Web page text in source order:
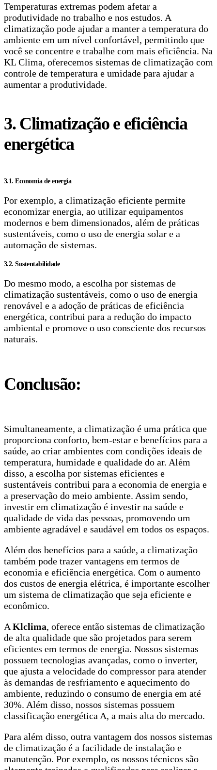
Temperaturas extremas podem afetar a
produtividade no trabalho e nos estudos. A
climatização pode ajudar a manter a temperatura do
ambiente em um nível confortável, permitindo que
você se concentre e trabalhe com mais eficiência. Na
KL Clima, oferecemos sistemas de climatização com
controle de temperatura e umidade para ajudar a
aumentar a produtividade.
3. Climatização e eficiência
energética
3.1. Economia de energia
Por exemplo, a climatização eficiente permite
economizar energia, ao utilizar equipamentos
modernos e bem dimensionados, além de práticas
sustentáveis, como o uso de energia solar e a
automação de sistemas.
3.2. Sustentabilidade
Do mesmo modo, a escolha por sistemas de
climatização sustentáveis, como o uso de energia
renovável e a adoção de práticas de eficiência
energética, contribui para a redução do impacto
ambiental e promove o uso consciente dos recursos
naturais.
Conclusão:
Simultaneamente, a climatização é uma prática que
proporciona conforto, bem-estar e benefícios para a
saúde, ao criar ambientes com condições ideais de
temperatura, humidade e qualidade do ar. Além
disso, a escolha por sistemas eficientes e
sustentáveis contribui para a economia de energia e
a preservação do meio ambiente. Assim sendo,
investir em climatização é investir na saúde e
qualidade de vida das pessoas, promovendo um
ambiente agradável e saudável em todos os espaços.
Além dos benefícios para a saúde, a climatização
também pode trazer vantagens em termos de
economia e eficiência energética. Com o aumento
dos custos de energia elétrica, é importante escolher
um sistema de climatização que seja eficiente e
econômico.
A Klclima, oferece então sistemas de climatização
de alta qualidade que são projetados para serem
eficientes em termos de energia. Nossos sistemas
possuem tecnologias avançadas, como o inverter,
que ajusta a velocidade do compressor para atender
às demandas de resfriamento e aquecimento do
ambiente, reduzindo o consumo de energia em até
30%. Além disso, nossos sistemas possuem
classificação energética A, a mais alta do mercado.
Para além disso, outra vantagem dos nossos sistemas
de climatização é a facilidade de instalação e
manutenção. Por exemplo, os nossos técnicos são